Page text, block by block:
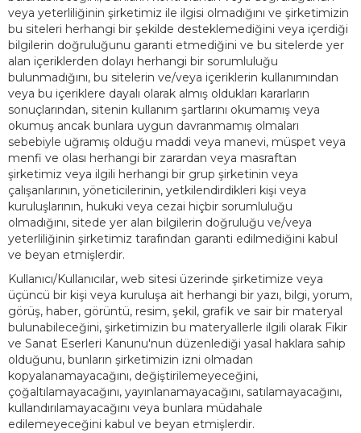
veya yeterliliğinin şirketimiz ile ilgisi olmadığını ve şirketimizin
bu siteleri herhangi bir şekilde desteklemediğini veya içerdiği
bilgilerin doğruluğunu garanti etmediğini ve bu sitelerde yer
alan içeriklerden dolayı herhangi bir sorumluluğu
bulunmadığını, bu sitelerin ve/veya içeriklerin kullanımından
veya bu içeriklere dayalı olarak almış oldukları kararların
sonuçlarından, sitenin kullanım şartlarını okumamış veya
okumuş ancak bunlara uygun davranmamış olmaları
sebebiyle uğramış olduğu maddi veya manevi, müspet veya
menfi ve olası herhangi bir zarardan veya masraftan
şirketimiz veya ilgili herhangi bir grup şirketinin veya
çalışanlarının, yöneticilerinin, yetkilendirdikleri kişi veya
kuruluşlarının, hukuki veya cezai hiçbir sorumluluğu
olmadığını, sitede yer alan bilgilerin doğruluğu ve/veya
yeterliliğinin şirketimiz tarafından garanti edilmediğini kabul
ve beyan etmişlerdir.
Kullanıcı/Kullanıcılar, web sitesi üzerinde şirketimize veya
üçüncü bir kişi veya kuruluşa ait herhangi bir yazı, bilgi, yorum,
görüş, haber, görüntü, resim, şekil, grafik ve sair bir materyal
bulunabileceğini, şirketimizin bu materyallerle ilgili olarak Fikir
ve Sanat Eserleri Kanunu'nun düzenlediği yasal haklara sahip
olduğunu, bunların şirketimizin izni olmadan
kopyalanamayacağını, değiştirilemeyeceğini,
çoğaltılamayacağını, yayınlanamayacağını, satılamayacağını,
kullandırılamayacağını veya bunlara müdahale
edilemeyeceğini kabul ve beyan etmişlerdir.